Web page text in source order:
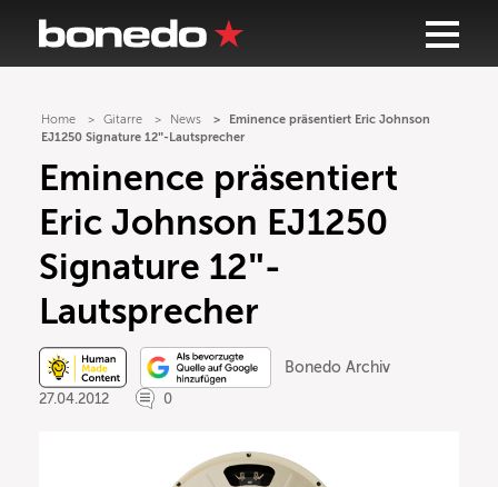
Home Gitarre News
Eminence präsentiert Eric Johnson
EJ1250 Signature 12″-Lautsprecher
Eminence präsentiert
Eric Johnson EJ1250
Signature 12″-
Lautsprecher
Bonedo Archiv
27.04.2012
0